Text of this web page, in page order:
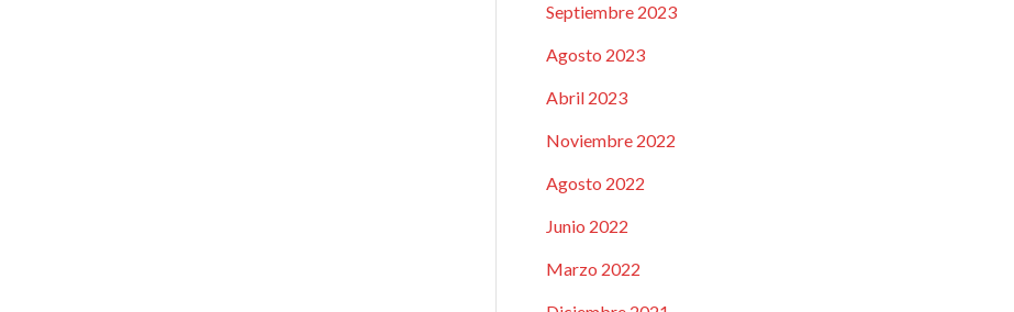
Septiembre 2023
Agosto 2023
Abril 2023
Noviembre 2022
Agosto 2022
Junio 2022
Marzo 2022